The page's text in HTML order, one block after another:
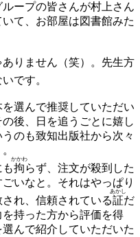
ープの皆さんが村上さん
て、お部屋は図書館みた
りません（笑）。先生方
です。
選んで推奨していただい
後、日を追うごとに嬉し
のも致知出版社から次々
拘
かかわ
らず、注文が殺到した
いなと。それはやっぱり
れ、信頼されている証
あかし
だ
持った方から評価を得
んで紹介していただいた